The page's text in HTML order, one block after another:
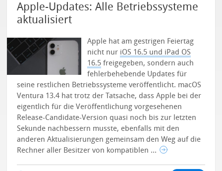
Apple-Updates: Alle Betriebssysteme
aktualisiert
Apple hat am gestrigen Feiertag
nicht nur iOS 16.5 und iPad OS
16.5 freigegeben, sondern auch
fehlerbehebende Updates für
seine restlichen Betriebssysteme veröffentlicht. macOS
Ventura 13.4 hat trotz der Tatsache, dass Apple bei der
eigentlich für die Veröffentlichung vorgesehenen
Release-Candidate-Version quasi noch bis zur letzten
Sekunde nachbessern musste, ebenfalls mit den
anderen Aktualisierungen gemeinsam den Weg auf die
Rechner aller Besitzer von kompatiblen ...